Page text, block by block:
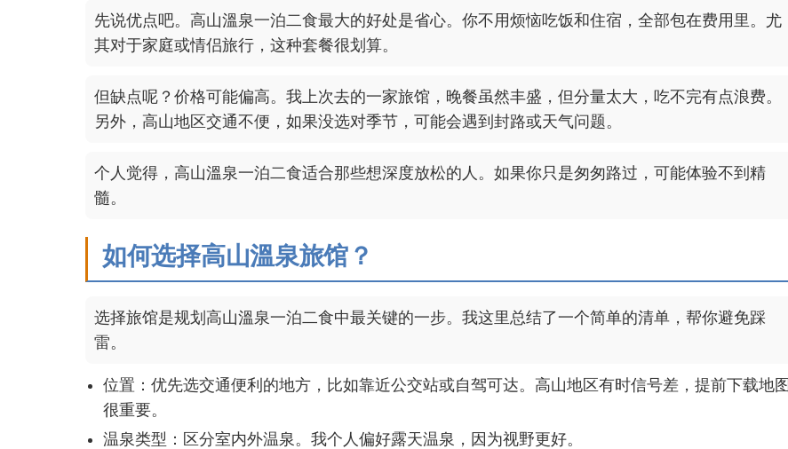
先说优点吧。高山溫泉一泊二食最大的好处是省心。你不用烦恼吃饭和住宿，全部包在费用里。尤
其对于家庭或情侣旅行，这种套餐很划算。
但缺点呢？价格可能偏高。我上次去的一家旅馆，晚餐虽然丰盛，但分量太大，吃不完有点浪费。
另外，高山地区交通不便，如果没选对季节，可能会遇到封路或天气问题。
个人觉得，高山溫泉一泊二食适合那些想深度放松的人。如果你只是匆匆路过，可能体验不到精
髓。
如何选择高山溫泉旅馆？
选择旅馆是规划高山溫泉一泊二食中最关键的一步。我这里总结了一个简单的清单，帮你避免踩
雷。
位置：优先选交通便利的地方，比如靠近公交站或自驾可达。高山地区有时信号差，提前下载地图
很重要。
温泉类型：区分室内外温泉。我个人偏好露天温泉，因为视野更好。